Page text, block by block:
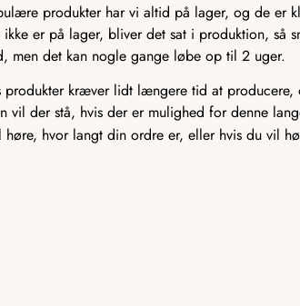
produkter har vi altid på lager, og de er
ikke er på lager, bliver det sat i produktion, så
men det kan nogle gange løbe op til 2 uger.
produkter kræver lidt længere tid at
vil der stå, hvis der er mulighed for denne
høre, hvor langt din ordre er, eller hvis du vil